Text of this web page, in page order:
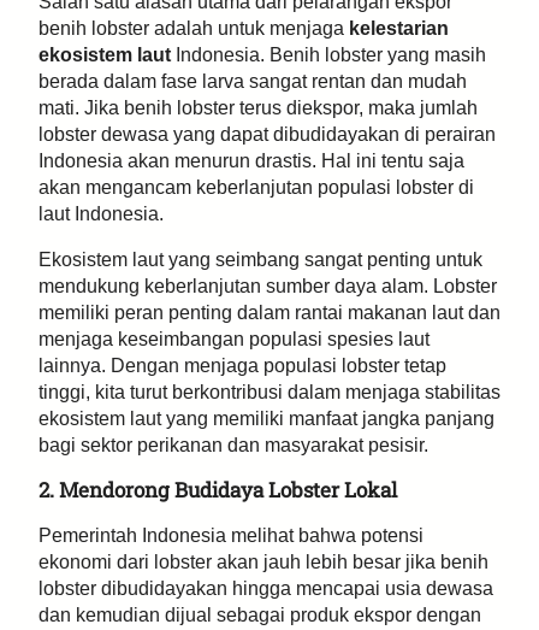
benih lobster adalah untuk menjaga kelestarian
ekosistem laut Indonesia. Benih lobster yang masih
berada dalam fase larva sangat rentan dan mudah
mati. Jika benih lobster terus diekspor, maka jumlah
lobster dewasa yang dapat dibudidayakan di perairan
Indonesia akan menurun drastis. Hal ini tentu saja
akan mengancam keberlanjutan populasi lobster di
laut Indonesia.
Ekosistem laut yang seimbang sangat penting untuk
mendukung keberlanjutan sumber daya alam. Lobster
memiliki peran penting dalam rantai makanan laut dan
menjaga keseimbangan populasi spesies laut
lainnya. Dengan menjaga populasi lobster tetap
tinggi, kita turut berkontribusi dalam menjaga stabilitas
ekosistem laut yang memiliki manfaat jangka panjang
bagi sektor perikanan dan masyarakat pesisir.
2. Mendorong Budidaya Lobster Lokal
Pemerintah Indonesia melihat bahwa potensi
ekonomi dari lobster akan jauh lebih besar jika benih
lobster dibudidayakan hingga mencapai usia dewasa
dan kemudian dijual sebagai produk ekspor dengan